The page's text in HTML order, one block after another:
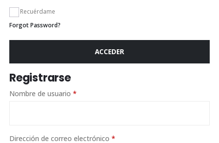
Recuérdame
Forgot Password?
ACCEDER
Registrarse
Nombre de usuario*
Dirección de correo electrónico*